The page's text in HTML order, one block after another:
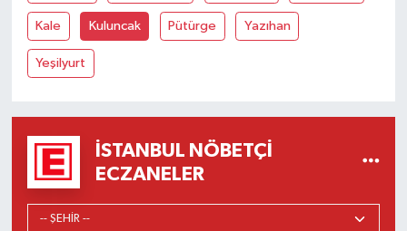
Kale Kuluncak Pütürge Yazıhan
Yeşilyurt
İSTANBUL NÖBETÇI
ECZANELER